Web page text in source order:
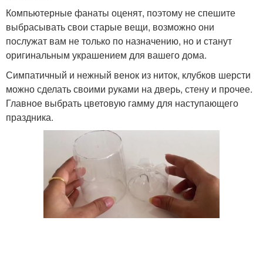
Компьютерные фанаты оценят, поэтому не спешите
выбрасывать свои старые вещи, возможно они
послужат вам не только по назначению, но и станут
оригинальным украшением для вашего дома.
Симпатичный и нежный венок из ниток, клубков шерсти
можно сделать своими руками на дверь, стену и прочее.
Главное выбрать цветовую гамму для наступающего
праздника.